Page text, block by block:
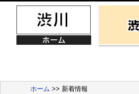
ホーム >> 新着情報